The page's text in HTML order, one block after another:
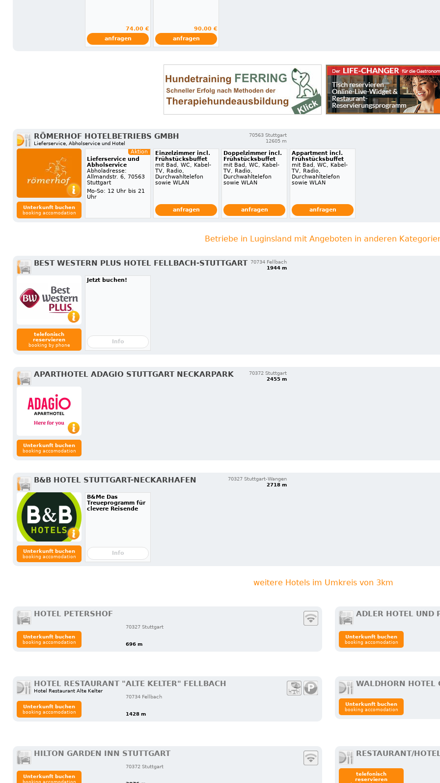
74.00 €
anfragen
90.00 €
anfragen
RÖMERHOF HOTELBETRIEBS GMBH
Lieferservice, Abholservice und Hotel
70563 Stuttgart
12605 m
Unterkunft buchen
booking accomodation
Aktion
Lieferservice und
Abholservice
Abholadresse:
Allmandstr. 6, 70563
Stuttgart
Mo-So: 12 Uhr bis 21
Uhr
Einzelzimmer incl.
Frühstücksbuffet
mit Bad, WC, Kabel-
TV, Radio,
Durchwahltelefon
sowie WLAN
anfragen
Doppelzimmer incl.
Frühstücksbuffet
mit Bad, WC, Kabel-
TV, Radio,
Durchwahltelefon
sowie WLAN
anfragen
Appartment incl.
Frühstücksbuffet
mit Bad, WC, Kabel-
TV, Radio,
Durchwahltelefon
sowie WLAN
anfragen
Betriebe in Luginsland mit Angeboten in anderen
BEST WESTERN PLUS HOTEL FELLBACH-STUTTGART
70734 Fellbach
1944 m
telefonisch
reservieren
booking by phone
Jetzt buchen!
Info
APARTHOTEL ADAGIO STUTTGART NECKARPARK
70372 Stuttgart
2455 m
Unterkunft buchen
booking accomodation
B&B HOTEL STUTTGART-NECKARHAFEN
70327 Stuttgart-Wangen
2718 m
Unterkunft buchen
booking accomodation
B&Me Das
Treueprogramm für
clevere Reisende
Info
weitere Hotels im Umkreis von 3km
HOTEL PETERSHOF
70327 Stuttgart
696 m
Unterkunft buchen
booking accomodation
ADLER HOTEL UND
Unterkunft buchen
booking accomodation
HOTEL RESTAURANT "ALTE KELTER" FELLBACH
Hotel Restaurant Alte Kelter
70734 Fellbach
1428 m
Unterkunft buchen
booking accomodation
WALDHORN HOTEL
Unterkunft buchen
booking accomodation
HILTON GARDEN INN STUTTGART
70372 Stuttgart
Unterkunft buchen
booking accomodation
RESTAURANT/
telefonisch
reservieren